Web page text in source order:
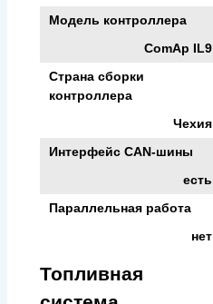
Модель контроллера
ComAp IL9
Страна сборки
контроллера
Чехия
Интерфейс CAN-шины
есть
Параллельная работа
нет
Топливная